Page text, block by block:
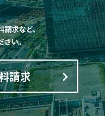
請求など、
さい。
請求